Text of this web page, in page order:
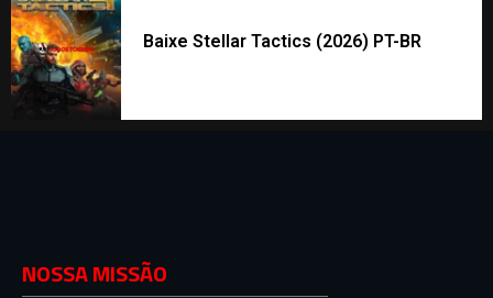
Baixe Stellar Tactics (2026) PT-BR
NOSSA MISSÃO